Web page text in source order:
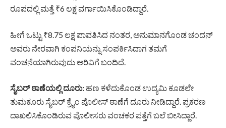
ರೂಪದಲ್ಲಿ ಮತ್ತೆ ₹6 ಲಕ್ಷ ವರ್ಗಾಯಿಸಿಕೊಂಡಿದ್ದಾರೆ.
ಹೀಗೆ ಒಟ್ಟು ₹8.75 ಲಕ್ಷ ಪಾವತಿಸಿದ ನಂತರ, ಅನುಮಾನಗೊಂಡ ಚಂದನ್
ಅವರು ನೇರವಾಗಿ ಕಂಪನಿಯನ್ನು ಸಂಪರ್ಕಿಸಿದಾಗ ತಮಗೆ
ವಂಚನೆಯಾಗಿರುವುದು ಅರಿವಿಗೆ ಬಂದಿದೆ.
ಸೈಬರ್ ಠಾಣೆಯಲ್ಲಿ ದೂರು: ಹಣ ಕಳೆದುಕೊಂಡ ಉದ್ಯಮಿ ಕೂಡಲೇ
ತುಮಕೂರು ಸೈಬರ್ ಕ್ರೈಂ ಪೊಲೀಸ್ ಠಾಣೆಗೆ ದೂರು ನೀಡಿದ್ದಾರೆ. ಪ್ರಕರಣ
ದಾಖಲಿಸಿಕೊಂಡಿರುವ ಪೊಲೀಸರು ವಂಚಕರ ಪತ್ತೆಗೆ ಬಲೆ ಬೀಸಿದ್ದಾರೆ.